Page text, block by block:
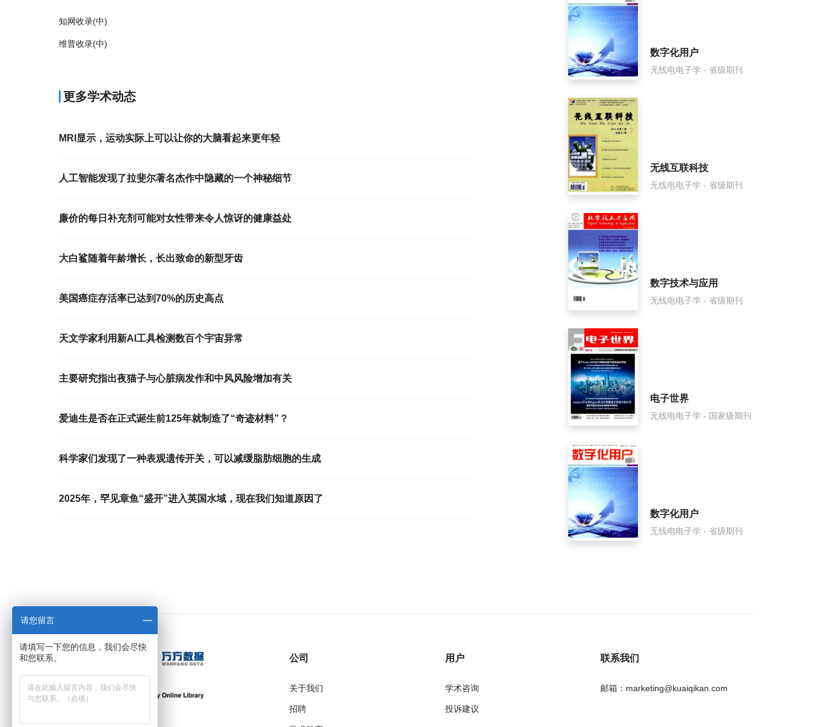
知网收录(中)
维普收录(中)
更多学术动态
MRI显示，运动实际上可以让你的大脑看起来更年轻
人工智能发现了拉斐尔著名杰作中隐藏的一个神秘细节
廉价的每日补充剂可能对女性带来令人惊讶的健康益处
大白鲨随着年龄增长，长出致命的新型牙齿
美国癌症存活率已达到70%的历史高点
天文学家利用新AI工具检测数百个宇宙异常
主要研究指出夜猫子与心脏病发作和中风风险增加有关
爱迪生是否在正式诞生前125年就制造了“奇迹材料”？
科学家们发现了一种表观遗传开关，可以减缓脂肪细胞的生成
2025年，罕见章鱼“盛开”进入英国水域，现在我们知道原因了
世界产品与技术怎么样？
世界产品与技术面费如何收取？
世界产品与技术是什么级别刊物？
世界产品与技术审稿要多久？
世界产品与技术是国家级期刊吗？
数字化用户
无线电电子学 - 省级期刊
无线互联科技
无线电电子学 - 省级期刊
数字技术与应用
无线电电子学 - 省级期刊
电子世界
无线电电子学 - 国家级期刊
数字化用户
无线电电子学 - 省级期刊
公司
关于我们
招聘
用户
学术咨询
投诉建议
联系我们
邮箱：marketing@kuaiqikan.com
请您留言
请填写一下您的信息，我们会尽快
和您联系。